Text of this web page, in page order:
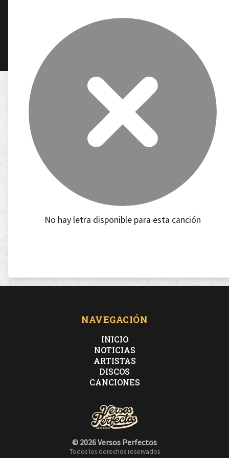
No hay letra disponible para esta canción
NAVEGACIÓN
INICIO
NOTICIAS
ARTISTAS
DISCOS
CANCIONES
© 2026 Versos Perfectos
Todos los derechos reservados